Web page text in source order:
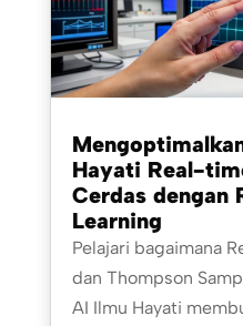
Hayati Real-
Cerdas dengan
Learning
Pelajari bagaimana
dan Thompson
AI Ilmu Hayati